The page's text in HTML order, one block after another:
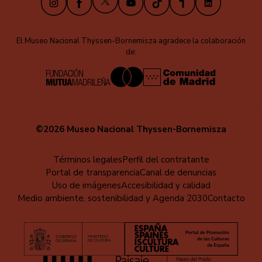
El Museo Nacional Thyssen-Bornemisza agradece la colaboración
de:
©2026 Museo Nacional Thyssen-Bornemisza
Pie
página
Términos legalesPerfil del contratante
Portal de transparenciaCanal de denuncias
Uso de imágenesAccesibilidad y calidad
Medio ambiente, sostenibilidad y Agenda 2030Contacto